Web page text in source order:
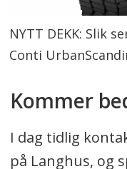
NYTT DEKK: Slik
Conti
Kommer
I dag tidlig
på Langhus, og